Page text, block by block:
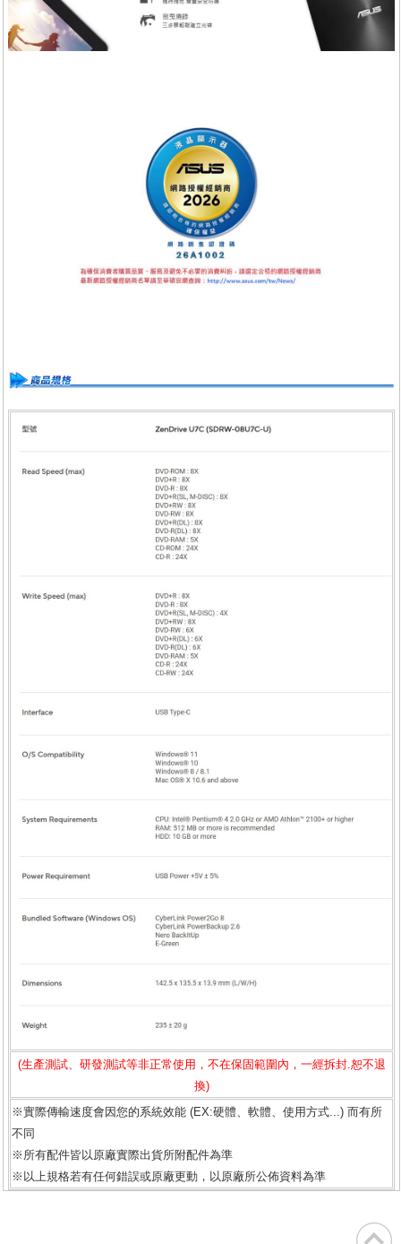
(生產測試、研發測試等非正常使用，不在保固範圍內，一經拆封.恕不退
換)
※實際傳輸速度會因您的系統效能 (EX:硬體、軟體、使用方式...) 而有所
不同
※所有配件皆以原廠實際出貨所附配件為準
※以上規格若有任何錯誤或原廠更動，以原廠所公佈資料為準